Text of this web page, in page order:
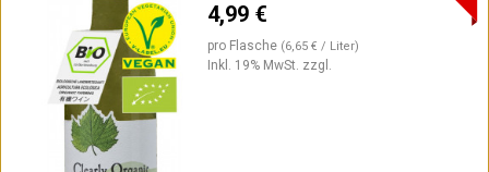
4,99 €
pro Flasche (6,65 € / Liter)
Inkl. 19% MwSt. zzgl.